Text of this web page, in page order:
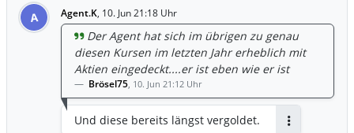
A Agent.K, 10. Jun 21:18 Uhr
Der Agent hat sich im übrigen zu genau
diesen Kursen im letzten Jahr erheblich mit
Aktien eingedeckt....er ist eben wie er ist
Brösel75, 10. Jun 21:12 Uhr
Und diese bereits längst vergoldet.